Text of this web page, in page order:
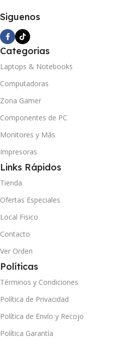
Siguenos
Categorias
Laptops & Notebooks
Computadoras
Zona Gamer
Componentes de PC
Monitores y Más
Impresoras
Links Rápidos
Tienda
Ofertas Especiales
Local Fisico
Contacto
Ver Orden
Políticas
Términos y Condiciones
Política de Privacidad
Política de Envío y Recojo
Política Garantía